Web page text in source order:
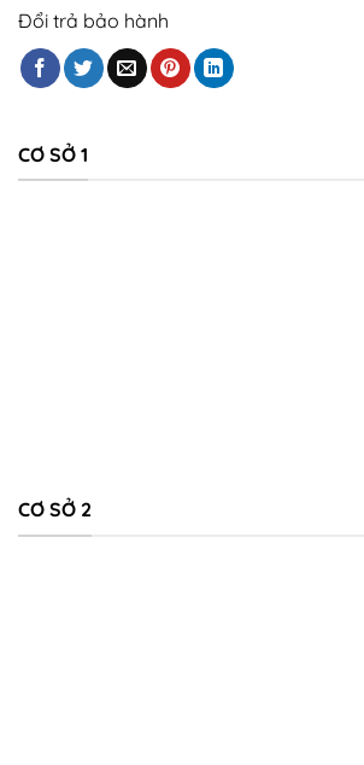
Đổi trả bảo hành
CƠ SỞ 1
CƠ SỞ 2